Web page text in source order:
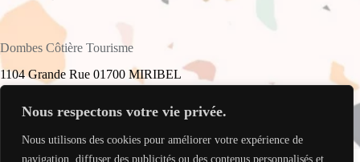
Nous respectons votre vie privée.
Nous utilisons des cookies pour améliorer votre expérience de
navigation, diffuser des publicités ou des contenus personnalisés et
Dombes Côtière Tourisme
1104 Grande Rue 01700 MIRIBEL
+33(0)4 78 55 61 16
accueil@dombes-cotiere-tourisme.fr
Copyright © 2026 - Site réalisé parMy Freelance Rocks.